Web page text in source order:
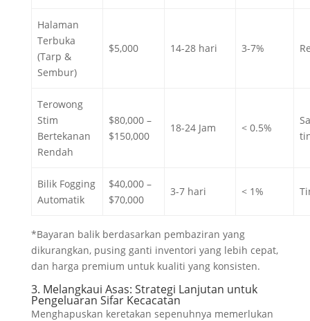
Halaman
Terbuka
(Tarp &
Sembur)
$5,000 14-28 hari 3-7%
Terowong
Stim
Bertekanan
Rendah
$80,000 –
$150,000
18-24 Jam < 0.5%
Bilik Fogging
Automatik
$40,000 –
$70,000
3-7 hari < 1%
*Bayaran balik berdasarkan pembaziran yang
dikurangkan, pusing ganti inventori yang lebih cepat,
dan harga premium untuk kualiti yang konsisten.
3. Melangkaui Asas: Strategi Lanjutan untuk
Pengeluaran Sifar Kecacatan
Menghapuskan keretakan sepenuhnya memerlukan